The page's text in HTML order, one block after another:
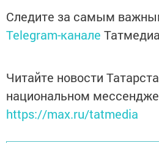
Следите за самым
Telegram-канале Татмедиа
Читайте новости
национальном
https://max.ru/tatmedia